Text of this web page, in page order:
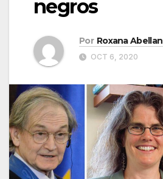
negros
Por Roxana Abellan
OCT 6, 2020